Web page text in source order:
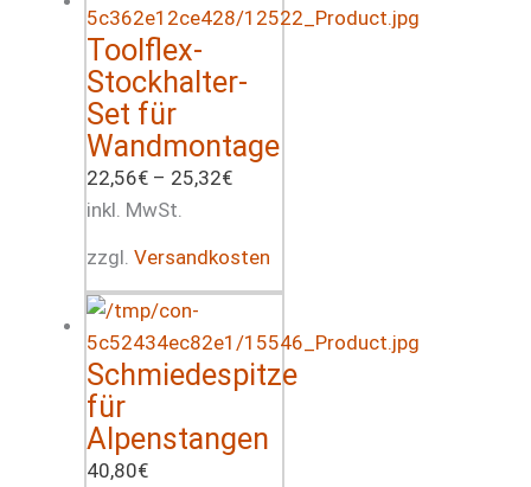
Toolflex-
Stockhalter-
Set für
Wandmontage
22,56€ – 25,32€
inkl. MwSt.
zzgl. Versandkosten
Schmiedespitze
für
Alpenstangen
40,80€